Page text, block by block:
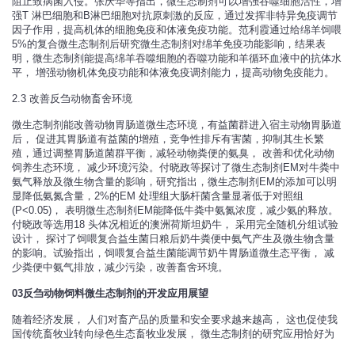
强T 淋巴细胞和B淋巴细胞对抗原刺激的反应，通过发挥非特异免疫调节
因子作用，提高机体的细胞免疫和体液免疫功能。范利霞通过给绵羊饲喂
5%的复合微生态制剂后研究微生态制剂对绵羊免疫功能影响，结果表
明，微生态制剂能提高绵羊吞噬细胞的吞噬功能和羊循环血液中的抗体水
平， 增强动物机体免疫功能和体液免疫调剂能力，提高动物免疫能力。
2.3 改善反刍动物畜舍环境
微生态制剂能改善动物胃肠道微生态环境，有益菌群进入宿主动物胃肠道
后， 促进其胃肠道有益菌的增殖，竞争性排斥有害菌，抑制其生长繁
殖，通过调整胃肠道菌群平衡，减轻动物粪便的氨臭， 改善和优化动物
饲养生态环境， 减少环境污染。付晓政等探讨了微生态制剂EM对牛粪中
氨气释放及微生物含量的影响，研究指出，微生态制剂EM的添加可以明
显降低氨氮含量，2%的EM 处理组大肠杆菌含量显著低于对照组
(P<0.05)， 表明微生态制剂EM能降低牛粪中氨氮浓度，减少氨的释放。
付晓政等选用18 头体况相近的澳洲荷斯坦奶牛， 采用完全随机分组试验
设计， 探讨了饲喂复合益生菌日粮后奶牛粪便中氨气产生及微生物含量
的影响。试验指出，饲喂复合益生菌能调节奶牛胃肠道微生态平衡， 减
少粪便中氨气排放，减少污染，改善畜舍环境。
03反刍动物饲料微生态制剂的开发应用展望
随着经济发展， 人们对畜产品的质量和安全要求越来越高， 这也促使我
国传统畜牧业转向绿色生态畜牧业发展， 微生态制剂的研究应用恰好为